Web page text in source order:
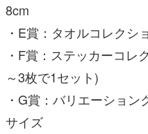
8cm
・E賞：タオルコレクシ
・F賞：ステッカーコレ
～3枚で1セット)
・G賞：バリエーショ
サイズ